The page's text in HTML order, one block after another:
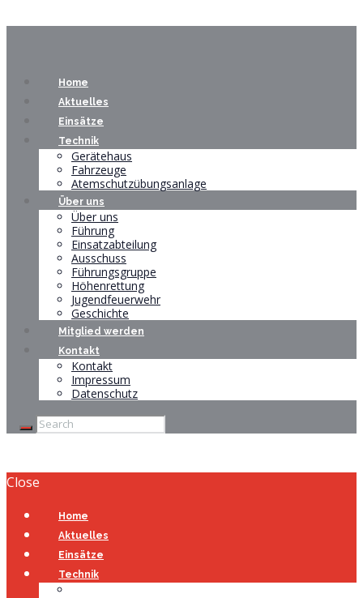
Home
Aktuelles
Einsätze
Technik
Gerätehaus
Fahrzeuge
Atemschutzübungsanlage
Über uns
Über uns
Führung
Einsatzabteilung
Ausschuss
Führungsgruppe
Höhenrettung
Jugendfeuerwehr
Geschichte
Mitglied werden
Kontakt
Kontakt
Impressum
Datenschutz
Close
Home
Aktuelles
Einsätze
Technik